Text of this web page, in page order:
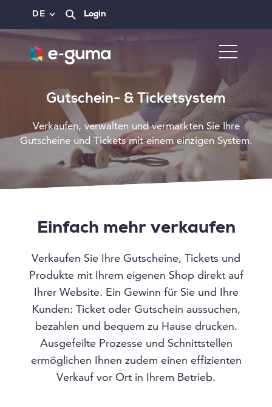
DE Login
Gutschein- & Ticketsystem
Verkaufen, verwalten und vermarkten Sie Ihre
Gutscheine und Tickets mit einem einzigen System.
Einfach mehr verkaufen
Verkaufen Sie Ihre Gutscheine, Tickets und
Produkte mit Ihrem eigenen Shop direkt auf
Ihrer Website. Ein Gewinn für Sie und Ihre
Kunden: Ticket oder Gutschein aussuchen,
bezahlen und bequem zu Hause drucken.
Ausgefeilte Prozesse und Schnittstellen
ermöglichen Ihnen zudem einen effizienten
Verkauf vor Ort in Ihrem Betrieb.